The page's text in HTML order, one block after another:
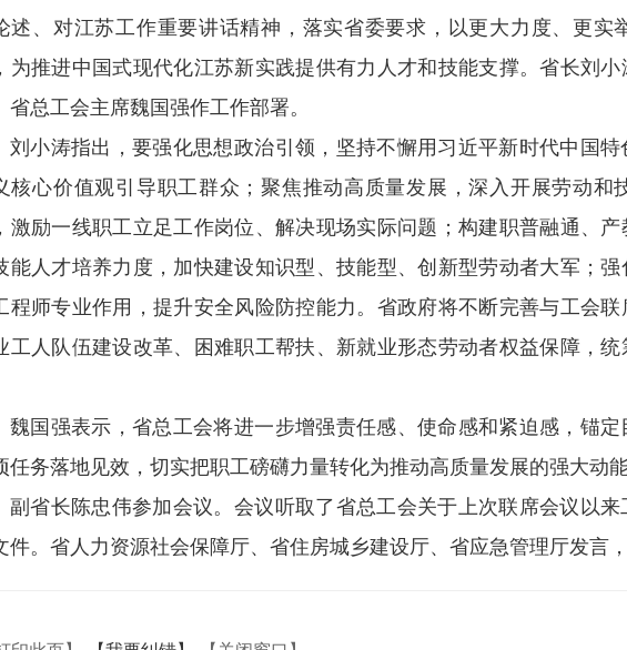
述、对江苏工作重要讲话精神，落实省委要求，以更大力度、更实
为推进中国式现代化江苏新实践提供有力人才和技能支撑。省长刘
省总工会主席魏国强作工作部署。
刘小涛指出，要强化思想政治引领，坚持不懈用习近平新时代中国
核心价值观引导职工群众；聚焦推动高质量发展，深入开展劳动和
激励一线职工立足工作岗位、解决现场实际问题；构建职普融通、
能人才培养力度，加快建设知识型、技能型、创新型劳动者大军；
程师专业作用，提升安全风险防控能力。省政府将不断完善与工会
工人队伍建设改革、困难职工帮扶、新就业形态劳动者权益保障，
魏国强表示，省总工会将进一步增强责任感、使命感和紧迫感，锚
任务落地见效，切实把职工磅礴力量转化为推动高质量发展的强大动能
副省长陈忠伟参加会议。会议听取了省总工会关于上次联席会议以
件。省人力资源社会保障厅、省住房城乡建设厅、省应急管理厅发言